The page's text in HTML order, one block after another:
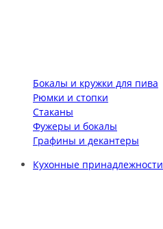
Бокалы и кружки для пива
Рюмки и стопки
Стаканы
Фужеры и бокалы
Графины и декантеры
Кухонные принадлежности